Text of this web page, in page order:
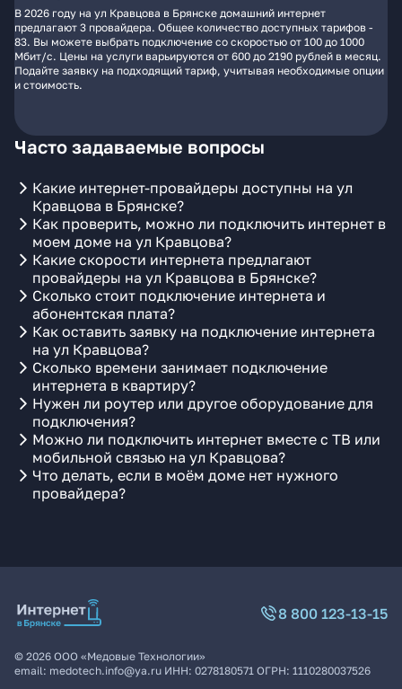
В 2026 году на ул Кравцова в Брянске домашний интернет
предлагают 3 провайдера. Общее количество доступных тарифов -
83. Вы можете выбрать подключение со скоростью от 100 до 1000
Мбит/с. Цены на услуги варьируются от 600 до 2190 рублей в месяц.
Подайте заявку на подходящий тариф, учитывая необходимые опции
и стоимость.
Часто задаваемые вопросы
Какие интернет-провайдеры доступны на ул
Кравцова в Брянске?
Как проверить, можно ли подключить интернет в
моем доме на ул Кравцова?
Какие скорости интернета предлагают
провайдеры на ул Кравцова в Брянске?
Сколько стоит подключение интернета и
абонентская плата?
Как оставить заявку на подключение интернета
на ул Кравцова?
Сколько времени занимает подключение
интернета в квартиру?
Нужен ли роутер или другое оборудование для
подключения?
Можно ли подключить интернет вместе с ТВ или
мобильной связью на ул Кравцова?
Что делать, если в моём доме нет нужного
провайдера?
8 800 123-13-15
© 2026 ООО «Медовые Технологии»
email: medotech.info@ya.ru ИНН: 0278180571 ОГРН: 1110280037526